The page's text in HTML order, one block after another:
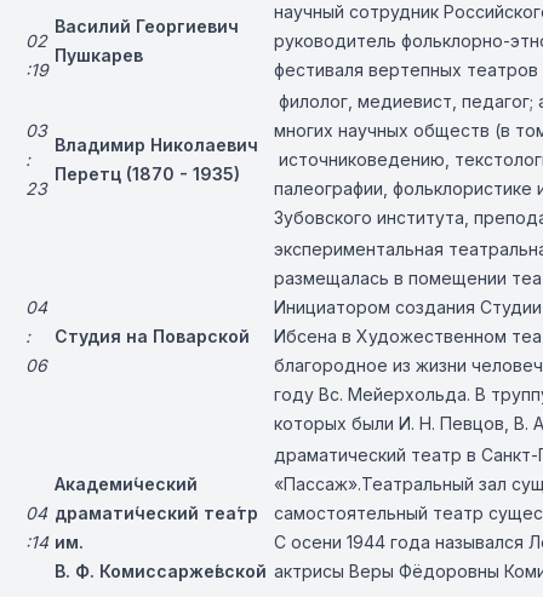
02
:19
Василий Георгиевич
Пушкарев
научный сотрудник
руководитель фольклорно-
фестиваля вертепных
03
:
23
Владимир Николаевич
Перетц (1870 - 1935)
филолог, медиевист,
многих научных обществ (в
источниковедению,
палеографии,
Зубовского института,
04
:
06
Студия на Поварской
экспериментальная
размещалась в помещении
Инициатором создания
Ибсена в Художественном
благородное из жизни
году Вс. Мейерхольда. В
которых были И. Н. Певцов, В.
04
:14
Академи́ческий
драмати́ческий теа́тр
им.
В. Ф. Комиссарже́вской
драматический театр в
«Пассаж».Театральный зал
самостоятельный театр
С осени 1944 года назывался
актрисы Веры Фёдоровны